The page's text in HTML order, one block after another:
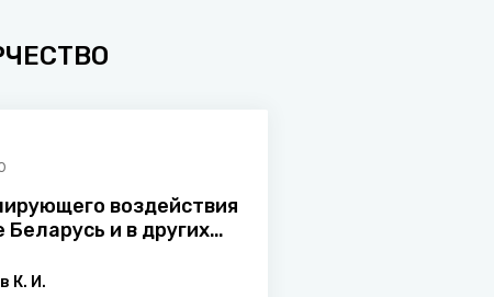
воздействия
Беларусь и в других
К. И.